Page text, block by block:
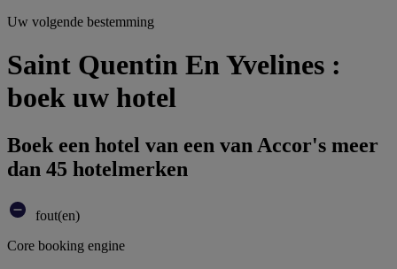
Uw volgende bestemming
Saint Quentin En Yvelines :
boek uw hotel
Boek een hotel van een van Accor's meer
dan 45 hotelmerken
fout(en)
Core booking engine